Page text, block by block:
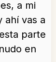
a mi
ahí vas a
parte
en